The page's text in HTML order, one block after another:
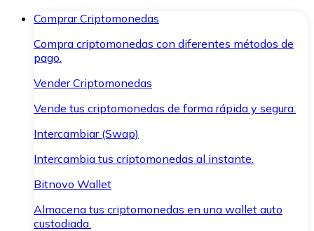
Comprar Criptomonedas
Compra criptomonedas con diferentes métodos de
pago.
Vender Criptomonedas
Vende tus criptomonedas de forma rápida y segura.
Intercambiar (Swap)
Intercambia tus criptomonedas al instante.
Bitnovo Wallet
Almacena tus criptomonedas en una wallet auto
custodiada.